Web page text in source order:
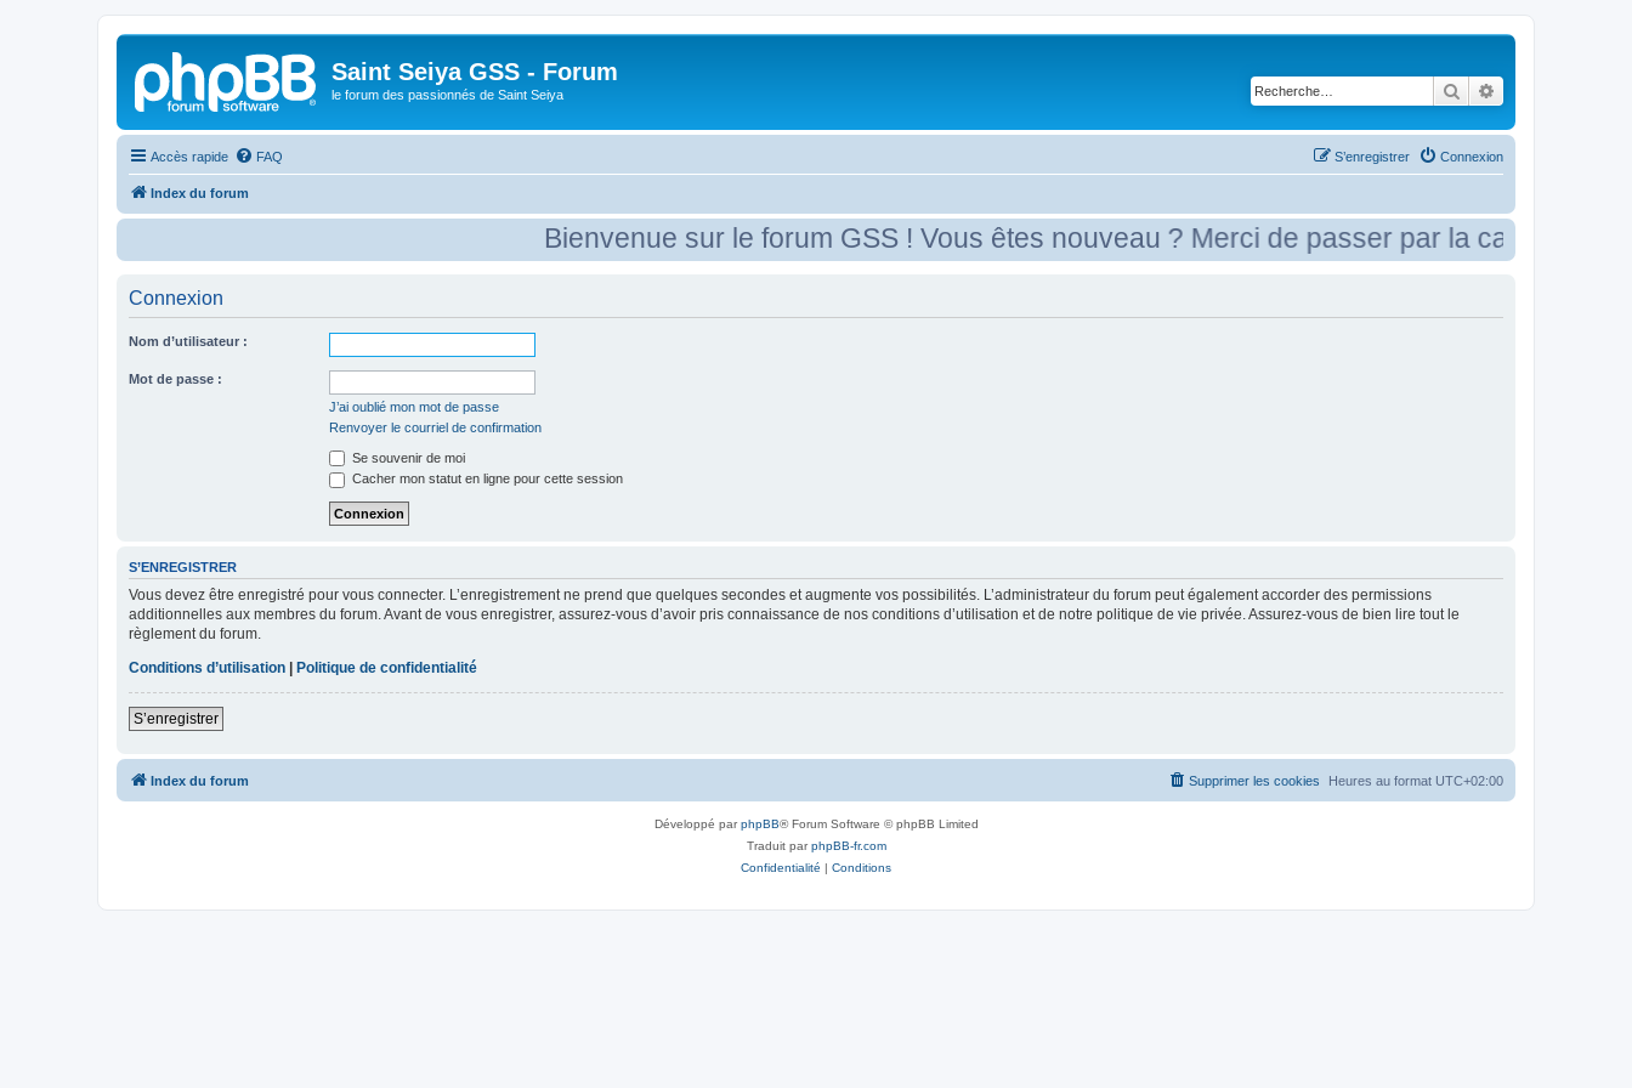
Saint Seiya GSS - Forum
le forum des passionnés de Saint Seiya Rechercher
Accès rapide FAQ Connexion
S’enregistrer
Index du forum
Bienvenue sur le forum GSS ! Vous êtes nouveau ? Merci de passer par la case
Connexion
Nom d’utilisateur :
Mot de passe :
J’ai oublié mon mot de passe
Renvoyer le courriel de confirmation
Se souvenir de moi
Cacher mon statut en ligne pour cette session
S’ENREGISTRER
Vous devez être enregistré pour vous connecter. L’enregistrement ne prend que quelques secondes et augmente vos possibilités. L’administrateur du forum peut également accorder des permissions
additionnelles aux membres du forum. Avant de vous enregistrer, assurez-vous d’avoir pris connaissance de nos conditions d’utilisation et de notre politique de vie privée. Assurez-vous de bien lire tout le
règlement du forum.
Conditions d’utilisation
Politique de confidentialité
S’enregistrer
Index du forum Heures au format UTC+02:00
Supprimer les cookies
Développé parphpBB® Forum Software © phpBB Limited
Traduit parphpBB-fr.com
Confidentialité | Conditions